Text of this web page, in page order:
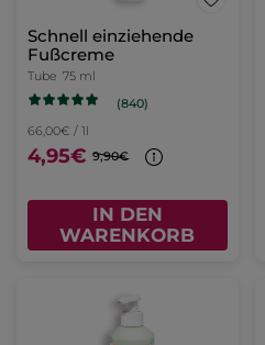
Schnell einziehende
Fußcreme
Tube 75 ml
(840)
66,00€ / 1l
4,95€ 9,90€
IN DEN
WARENKORB